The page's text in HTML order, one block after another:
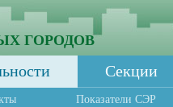
ГОРОДОВ
Секции
Показатели СЭР